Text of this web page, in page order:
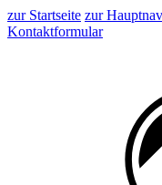
zur Startseite zur
Kontaktformular